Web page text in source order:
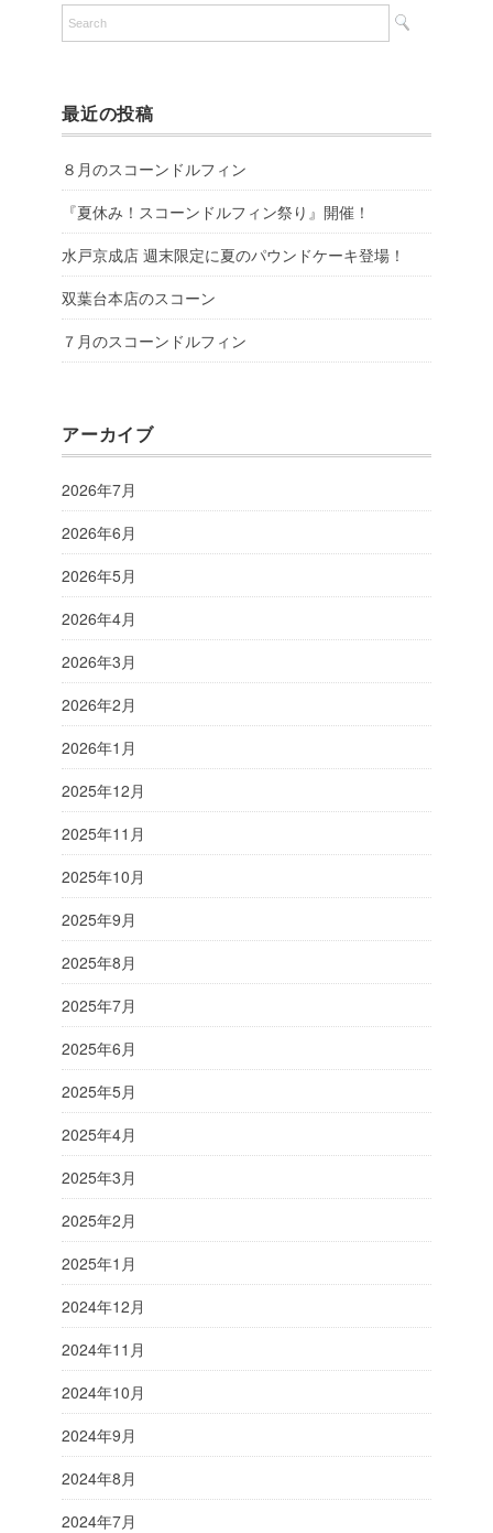
最近の投稿
８月のスコーンドルフィン
『夏休み！スコーンドルフィン祭り』開催！
水戸京成店 週末限定に夏のパウンドケーキ登場！
双葉台本店のスコーン
７月のスコーンドルフィン
アーカイブ
2026年7月
2026年6月
2026年5月
2026年4月
2026年3月
2026年2月
2026年1月
2025年12月
2025年11月
2025年10月
2025年9月
2025年8月
2025年7月
2025年6月
2025年5月
2025年4月
2025年3月
2025年2月
2025年1月
2024年12月
2024年11月
2024年10月
2024年9月
2024年8月
2024年7月